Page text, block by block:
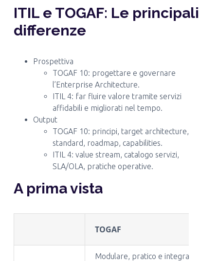
ITIL e TOGAF: Le principali
differenze
Prospettiva
TOGAF 10: progettare e governare
l’Enterprise Architecture.
ITIL 4: far fluire valore tramite servizi
affidabili e migliorati nel tempo.
Output
TOGAF 10: principi, target architecture,
standard, roadmap, capabilities.
ITIL 4: value stream, catalogo servizi,
SLA/OLA, pratiche operative.
A prima vista
TOGAF
Modulare, pratico e integrabile